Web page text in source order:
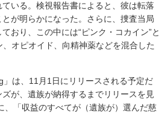
いる。検視報告書によると、彼は転落
が明らかになった。さらに、捜査当局
おり、この中には“ピンク・コカイン”と
オピオイド、向精神薬などを混合した
は、11月1日にリリースされる予定だ
が、遺族が納得するまでリリースを見
「収益のすべてが（遺族が）選んだ慈